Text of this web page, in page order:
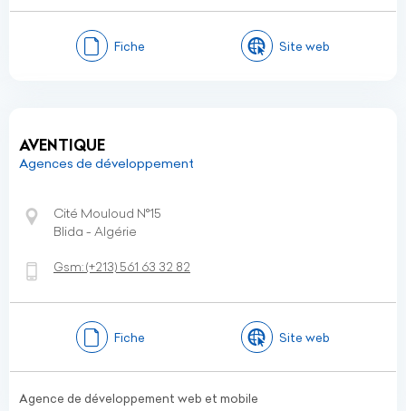
Fiche Site web
AVENTIQUE
Agences de développement
Cité Mouloud N°15
Blida - Algérie
Gsm:(+213) 561 63 32 82
Fiche Site web
Agence de développement web et mobile